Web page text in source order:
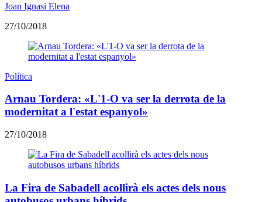
Joan Ignasi Elena
27/10/2018
Política
Arnau Tordera: «L'1-O va ser la derrota de la
modernitat a l'estat espanyol»
27/10/2018
La Fira de Sabadell acollirà els actes dels nous